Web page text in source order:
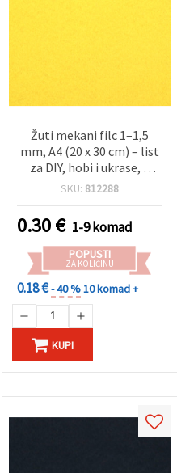
Žuti mekani filc 1–1,5
mm, A4 (20 x 30 cm) – list
za DIY, hobi i ukrase, 1
kom
SKU: 812288
0.30€ 1-9 komad
POPUSTI
ZA KOLIČINU
0.18 €- 40 %10 komad +
KUPI